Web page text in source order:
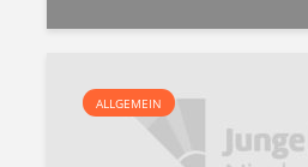
ALLGEMEIN